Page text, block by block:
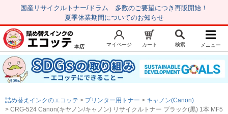
国産リサイクルトナー/ドラム 多数のご要望につき再販開始！
夏季休業期間についてのお知らせ
新規会員登録 マイページ
トップページ お気に入り
注文履歴 レビュー履歴
本店 マイページ カート 検索 メニュー
詰め替えインクのエコッテ プリンター用トナー
キャノン(Canon)
CRG-524 Canon(キヤノン/キャノン) リサイクルトナー ブラック(黒) 1本 MF5